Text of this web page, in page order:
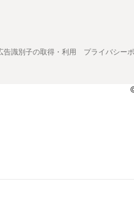
告識別子の取得・利用 プライバシー